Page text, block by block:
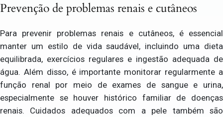
Prevenção de problemas renais e cutâneos
Para prevenir problemas renais e cutâneos, é essencial
manter um estilo de vida saudável, incluindo uma dieta
equilibrada, exercícios regulares e ingestão adequada de
água. Além disso, é importante monitorar regularmente a
função renal por meio de exames de sangue e urina,
especialmente se houver histórico familiar de doenças
renais. Cuidados adequados com a pele também são